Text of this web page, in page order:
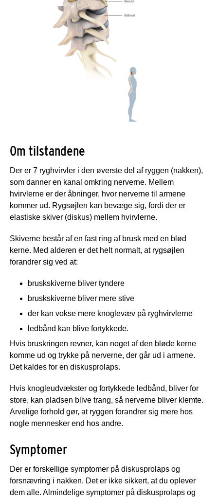
Om tilstandene
Der er 7 ryghvirvler i den øverste del af ryggen (nakken),
som danner en kanal omkring nerverne. Mellem
hvirvlerne er der åbninger, hvor nerverne til armene
kommer ud. Rygsøjlen kan bevæge sig, fordi der er
elastiske skiver (diskus) mellem hvirvlerne.
Skiverne består af en fast ring af brusk med en blød
kerne. Med alderen er det helt normalt, at rygsøjlen
forandrer sig ved at:
bruskskiverne bliver tyndere
bruskskiverne bliver mere stive
der kan vokse mere knoglevæv på ryghvirvlerne
ledbånd kan blive fortykkede.
Hvis bruskringen revner, kan noget af den bløde kerne
komme ud og trykke på nerverne, der går ud i armene.
Det kaldes for en diskusprolaps.
Hvis knogleudvækster og fortykkede ledbånd, bliver for
store, kan pladsen blive trang, så nerverne bliver klemte.
Arvelige forhold gør, at ryggen forandrer sig mere hos
nogle mennesker end hos andre.
Symptomer
Der er forskellige symptomer på diskusprolaps og
forsnævring i nakken. Det er ikke sikkert, at du oplever
dem alle. Almindelige symptomer på diskusprolaps og